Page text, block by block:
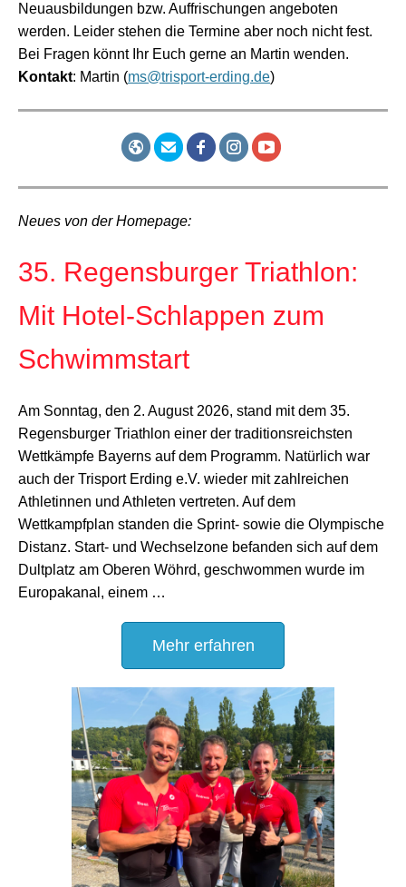
Neuausbildungen bzw. Auffrischungen angeboten
werden. Leider stehen die Termine aber noch nicht fest.
Bei Fragen könnt Ihr Euch gerne an Martin wenden.
Kontakt: Martin (ms@trisport-erding.de)
Neues von der Homepage:
35. Regensburger Triathlon:
Mit Hotel-Schlappen zum
Schwimmstart
Am Sonntag, den 2. August 2026, stand mit dem 35.
Regensburger Triathlon einer der traditionsreichsten
Wettkämpfe Bayerns auf dem Programm. Natürlich war
auch der Trisport Erding e.V. wieder mit zahlreichen
Athletinnen und Athleten vertreten. Auf dem
Wettkampfplan standen die Sprint- sowie die Olympische
Distanz. Start- und Wechselzone befanden sich auf dem
Dultplatz am Oberen Wöhrd, geschwommen wurde im
Europakanal, einem …
Mehr erfahren